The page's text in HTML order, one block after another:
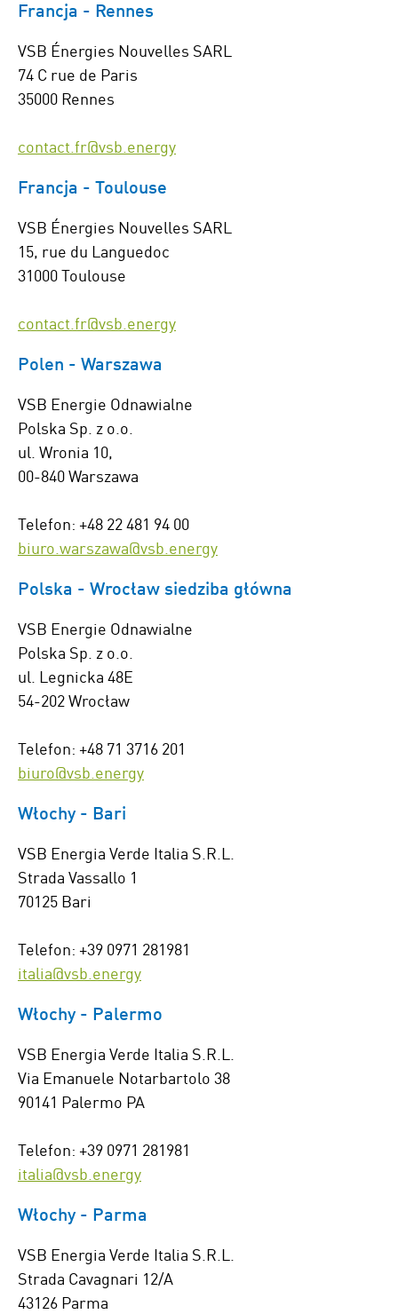
Francja - Rennes
VSB Énergies Nouvelles SARL
74 C rue de Paris
35000 Rennes
contact.fr@vsb.energy
Francja - Toulouse
VSB Énergies Nouvelles SARL
15, rue du Languedoc
31000 Toulouse
contact.fr@vsb.energy
Polen - Warszawa
VSB Energie Odnawialne
Polska Sp. z o.o.
ul. Wronia 10,
00-840 Warszawa
Telefon: +48 22 481 94 00
biuro.warszawa@vsb.energy
Polska - Wrocław siedziba główna
VSB Energie Odnawialne
Polska Sp. z o.o.
ul. Legnicka 48E
54-202 Wrocław
Telefon: +48 71 3716 201
biuro@vsb.energy
Włochy - Bari
VSB Energia Verde Italia S.R.L.
Strada Vassallo 1
70125 Bari
Telefon: +39 0971 281981
italia@vsb.energy
Włochy - Palermo
VSB Energia Verde Italia S.R.L.
Via Emanuele Notarbartolo 38
90141 Palermo PA
Telefon: +39 0971 281981
italia@vsb.energy
Włochy - Parma
VSB Energia Verde Italia S.R.L.
Strada Cavagnari 12/A
43126 Parma